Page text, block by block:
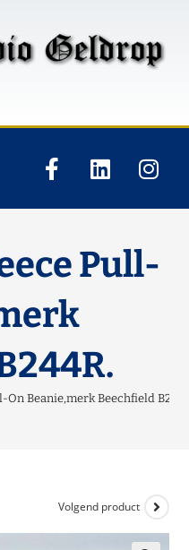
Pull-
On Beanie,merk Beechfield
Volgend product